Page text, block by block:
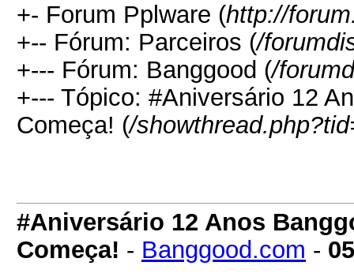
+- Forum Pplware (http://
+-- Fórum: Parceiros (/
+--- Fórum: Banggood (/
+--- Tópico: #Aniversário 12
Começa! (/
#Aniversário 12 Anos
Começa! - Banggood.com -